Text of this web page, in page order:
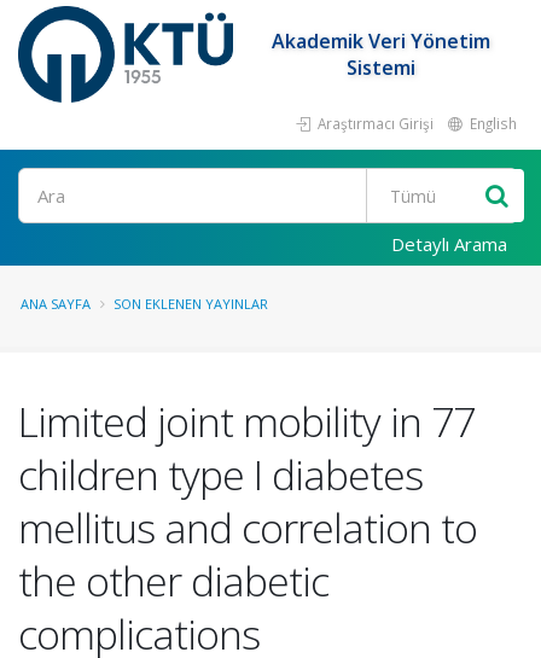
Akademik Veri Yönetim
Sistemi
Araştırmacı Girişi English
Ara
Detaylı Arama
ANA SAYFA SON EKLENEN YAYINLAR
Limited joint mobility in 77
children type I diabetes
mellitus and correlation to
the other diabetic
complications